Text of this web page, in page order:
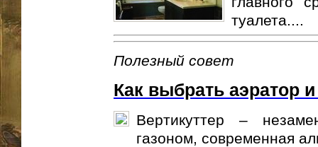
туалета....
Полезный совет
Как выбрать аэратор и
Вертикуттер –
газоном, современная